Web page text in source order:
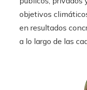
objetivos
en resultados
a lo largo de las